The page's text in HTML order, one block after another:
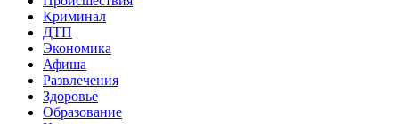
Криминал
ДТП
Экономика
Афиша
Развлечения
Здоровье
Образование